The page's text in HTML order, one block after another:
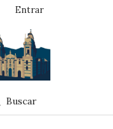
Buscar
Entrar